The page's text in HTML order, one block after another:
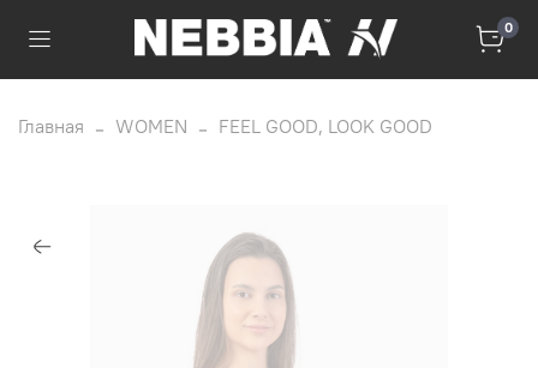
0
Главная WOMEN FEEL GOOD, LOOK GOOD